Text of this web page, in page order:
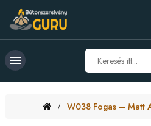
W038 Fogas – Matt